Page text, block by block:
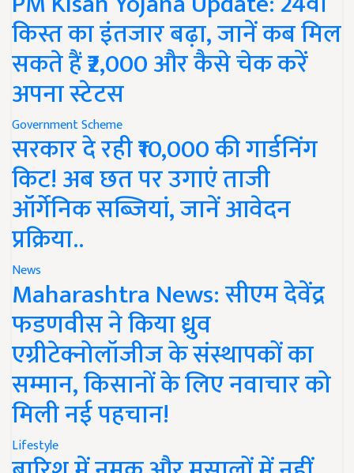
किस्त का इंतजार बढ़ा, जानें कब मिल
सकते हैं ₹2,000 और कैसे चेक करें
अपना स्टेटस
Government Scheme
सरकार दे रही ₹10,000 की गार्डनिंग
किट! अब छत पर उगाएं ताजी
ऑर्गेनिक सब्जियां, जानें आवेदन
प्रक्रिया..
News
Maharashtra News: सीएम देवेंद्र
फडणवीस ने किया ध्रुव
एग्रीटेक्नोलॉजीज के संस्थापकों का
सम्मान, किसानों के लिए नवाचार को
मिली नई पहचान!
Lifestyle